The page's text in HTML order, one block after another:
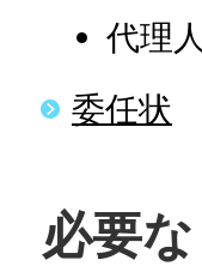
代理
委任状
必要